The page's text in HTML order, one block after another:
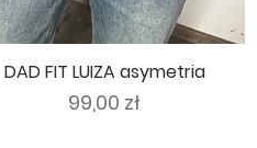
DAD FIT LUIZA asymetria
Cena
99,00 zł